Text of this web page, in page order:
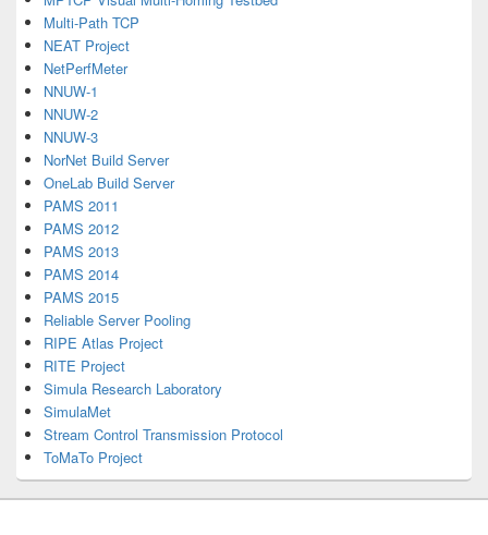
Multi-Path TCP
NEAT Project
NetPerfMeter
NNUW-1
NNUW-2
NNUW-3
NorNet Build Server
OneLab Build Server
PAMS 2011
PAMS 2012
PAMS 2013
PAMS 2014
PAMS 2015
Reliable Server Pooling
RIPE Atlas Project
RITE Project
Simula Research Laboratory
SimulaMet
Stream Control Transmission Protocol
ToMaTo Project